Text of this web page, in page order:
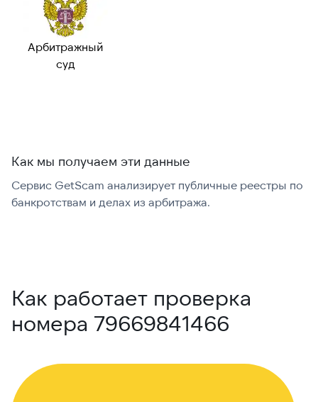
Возможный
номер:
Можно набрать
международно:
Арбитражный
суд
Как мы получаем эти данные
Сервис GetScam анализирует публичные реестры по
банкротствам и делах из арбитража.
Как работает проверка
номера 79669841466